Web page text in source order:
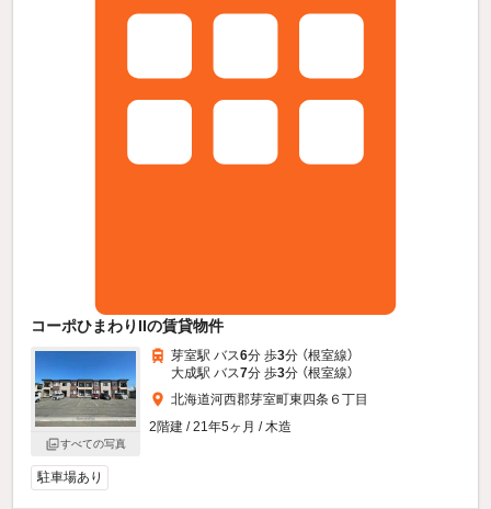
コーポひまわりIIの賃貸物件
すべての写真
芽室駅 バス6分 歩3分 （根室線）
大成駅 バス7分 歩3分 （根室線）
北海道河西郡芽室町東四条６丁目
2階建 / 21年5ヶ月 / 木造
駐車場あり